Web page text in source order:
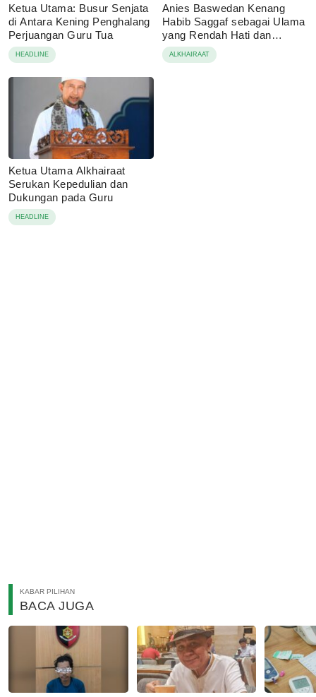
Ketua Utama: Busur Senjata
di Antara Kening Penghalang
Perjuangan Guru Tua
HEADLINE
Anies Baswedan Kenang
Habib Saggaf sebagai Ulama
yang Rendah Hati dan
Perekat Umat
ALKHAIRAAT
Ketua Utama Alkhairaat
Serukan Kepedulian dan
Dukungan pada Guru
HEADLINE
KABAR PILIHAN
BACA JUGA